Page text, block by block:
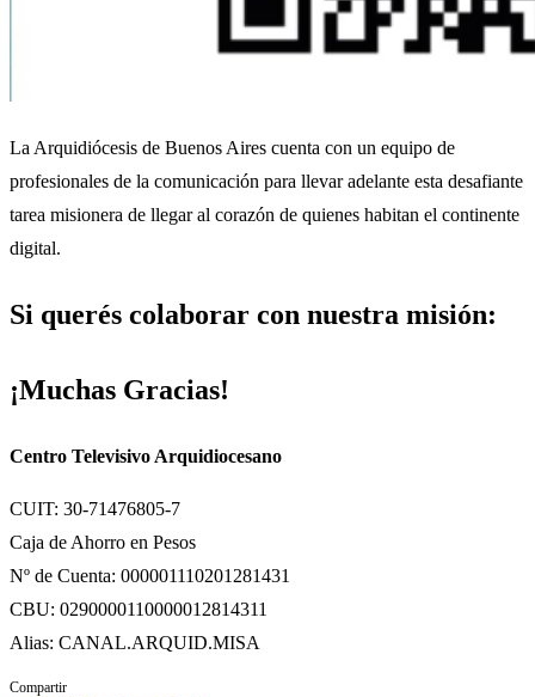
La Arquidiócesis de Buenos Aires cuenta con un equipo de
profesionales de la comunicación para llevar adelante esta desafiante
tarea misionera de llegar al corazón de quienes habitan el continente
digital.
Si querés colaborar con nuestra misión:
¡Muchas Gracias!
Centro Televisivo Arquidiocesano
CUIT: 30-71476805-7
Caja de Ahorro en Pesos
Nº de Cuenta: 000001110201281431
CBU: 0290000110000012814311
Alias: CANAL.ARQUID.MISA
Compartir